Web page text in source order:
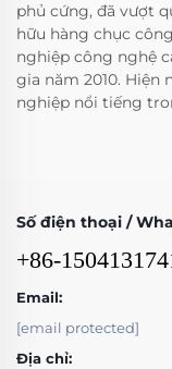
phủ cứng, đã vượt
hữu hàng chục
nghiệp công nghệ
gia năm 2010. Hiện
nghiệp nổi tiếng
Số điện thoại /
+86-
Email:
[email protected]
Địa chỉ: